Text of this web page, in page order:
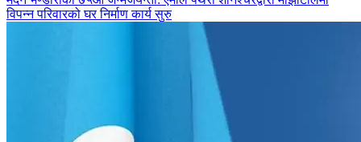
विपन्न परिवारको घर निर्माण कार्य सुरु